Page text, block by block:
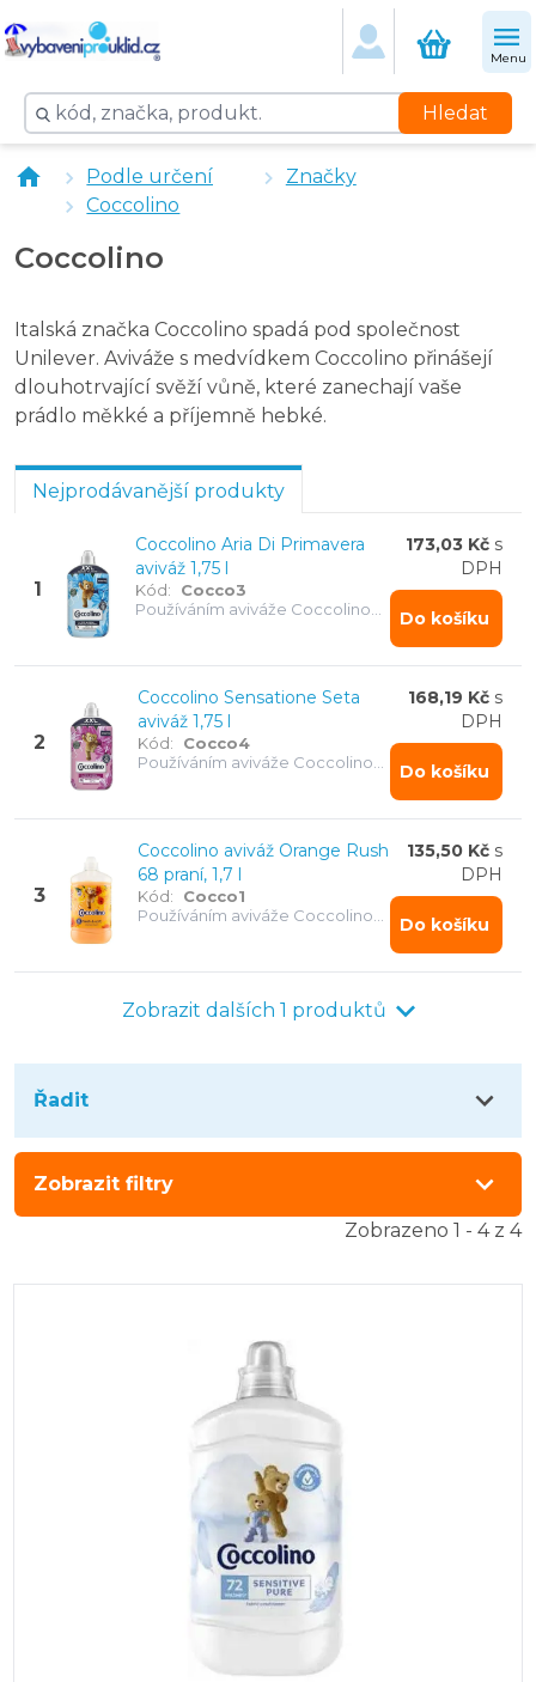
Coccolino aviváž Orange Rush 68 praní, 1,7 l
Coccolino aviváž Sensitive pure 1,7 l
Coccolino Aria Di Primavera aviváž 1,75 l
Coccolino Sensatione Seta aviváž 1,75 l
Menu
Hledat
Podle určení
Značky
Coccolino
Coccolino
Italská značka Coccolino spadá pod společnost
Unilever. Aviváže s medvídkem Coccolino přinášejí
dlouhotrvající svěží vůně, které zanechají vaše
prádlo měkké a příjemně hebké.
Nejprodávanější produkty
1
Coccolino Aria Di Primavera
aviváž 1,75 l
Kód:
Cocco3
Používáním aviváže Coccolino
173,03 Kč s
DPH
Do košíku
2
Coccolino Sensatione Seta
aviváž 1,75 l
Kód:
Cocco4
Používáním aviváže Coccolino
168,19 Kč s
DPH
Do košíku
3
Coccolino aviváž Orange Rush
68 praní, 1,7 l
Kód:
Cocco1
Používáním aviváže Coccolino
135,50 Kč s
DPH
Do košíku
Zobrazit dalších 1 produktů
Řadit
Zobrazit filtry
Zobrazeno 1 - 4 z 4